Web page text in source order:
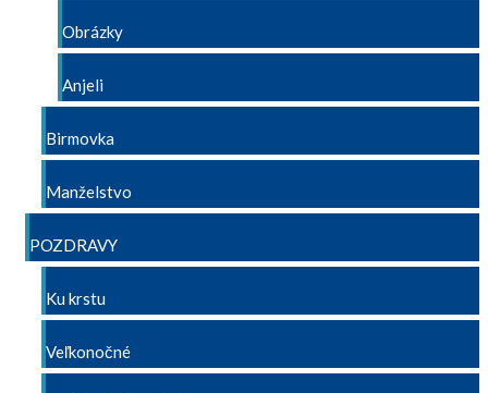
Obrázky
Anjeli
Birmovka
Manželstvo
POZDRAVY
Ku krstu
Veľkonočné